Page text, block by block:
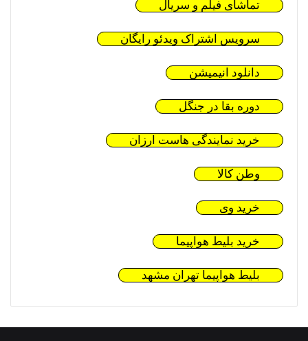
تماشای فیلم و سریال
سرویس اشتراک ویدئو رایگان
دانلود انیمیشن
دوره بقا در جنگل
خرید نمایندگی هاست ارزان
وطن کالا
خرید وی
خرید بلیط هواپیما
بلیط هواپیما تهران مشهد